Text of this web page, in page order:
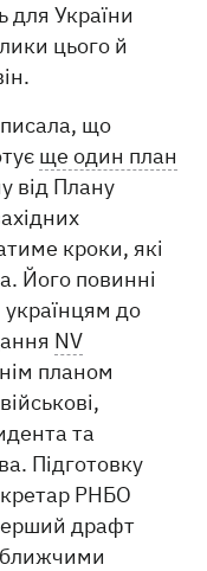
для України
цього й
що
ще один план
від Плану
кроки, які
Його повинні
українцям до
NV
планом
та
Підготовку
РНБО
драфт